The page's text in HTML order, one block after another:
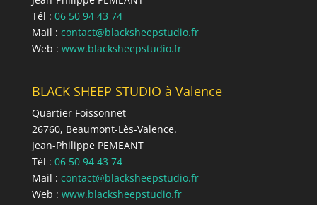
Tél : 06 50 94 43 74
Mail : contact@blacksheepstudio.fr
Web : www.blacksheepstudio.fr
BLACK SHEEP STUDIO à Valence
Quartier Foissonnet
26760, Beaumont-Lès-Valence.
Jean-Philippe PEMEANT
Tél : 06 50 94 43 74
Mail : contact@blacksheepstudio.fr
Web : www.blacksheepstudio.fr